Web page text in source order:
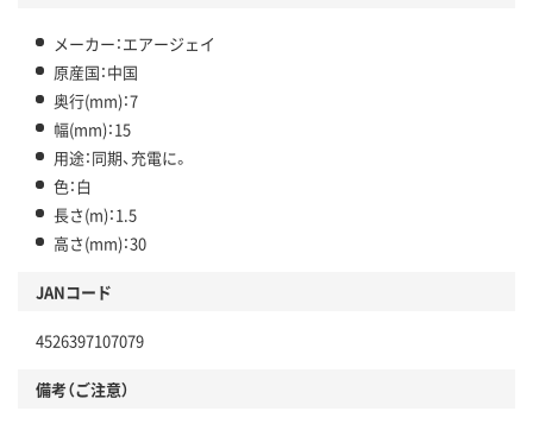
メーカー：エアージェイ
原産国：中国
奥行(mm)：7
幅(mm)：15
用途：同期、充電に。
色：白
長さ(m)：1.5
高さ(mm)：30
JANコード
4526397107079
備考（ご注意）